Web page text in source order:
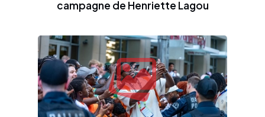
campagne de Henriette Lagou